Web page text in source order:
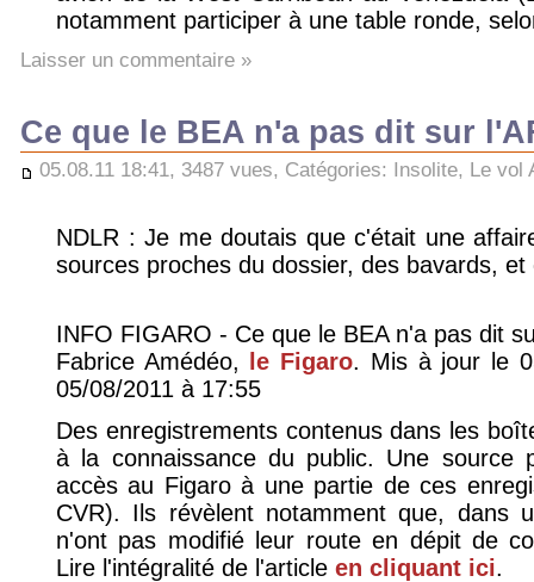
notamment participer à une table ronde,
Laisser un commentaire »
Ce que le BEA n'a pas dit sur
05.08.11 18:41, 3487 vues, Catégories: Insolite, Le vol
NDLR : Je me doutais que c'était une
sources proches du dossier, des bavards,
INFO FIGARO - Ce que le BEA n'a pas dit
Fabrice Amédéo, le Figaro. Mis à jour le
05/08/2011 à 17:55
Des enregistrements contenus dans les
à la connaissance du public. Une source
accès au Figaro à une partie de ces
CVR). Ils révèlent notamment que, dans
n'ont pas modifié leur route en dépit de
Lire l'intégralité de l'article en cliquant ici.